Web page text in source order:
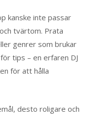
kanske inte passar
tvärtom. Prata
genrer som brukar
tips – en erfaren DJ
för att hålla
desto roligare och